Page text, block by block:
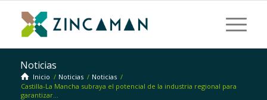
Noticias
Inicio / Noticias / Noticias /
Castilla-La Mancha subraya el potencial de la industria regional para
garantizar...